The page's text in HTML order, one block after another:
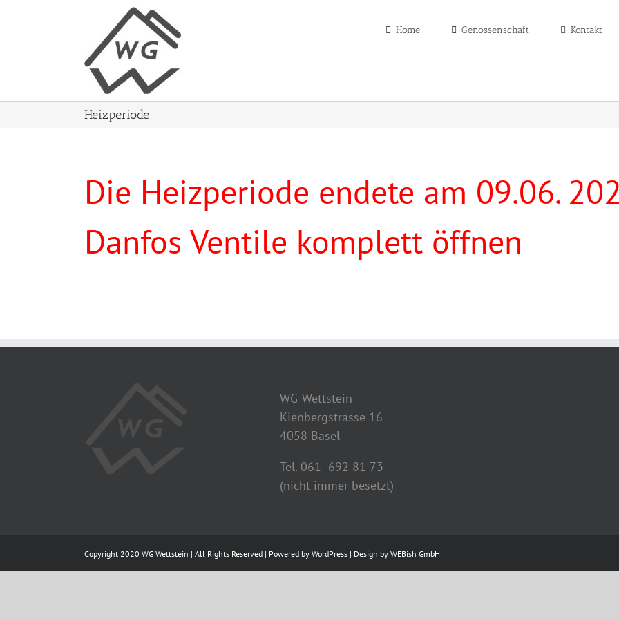
Home Genossenschaft Kontakt
Heizperiode
Die Heizperiode endete am 09.06.
Danfos Ventile komplett öffnen
WG-Wettstein
Kienbergstrasse 16
4058 Basel
Tel. 061 692 81 73
(nicht immer besetzt)
Copyright 2020 WG Wettstein | All Rights Reserved | Powered by WordPress | Design by WEBish GmbH